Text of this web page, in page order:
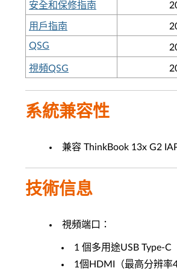
安全和保修指南
用戶指南
QSG
視頻QSG
系統兼容性
兼容 ThinkBook 13x G2
技術信息
視頻端口：
1 個多用途USB Type-C
1個HDMI（最高分辨率